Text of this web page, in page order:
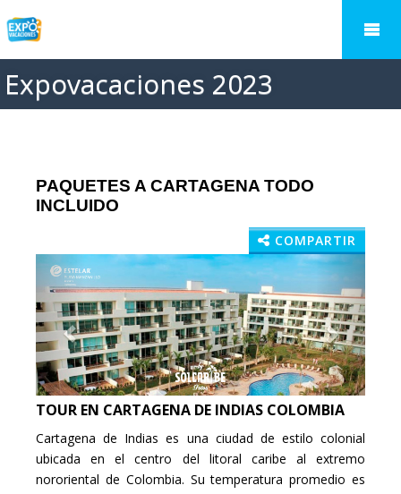
Expovacaciones 2023
PAQUETES A CARTAGENA TODO
INCLUIDO
COMPARTIR
Previous Next
TOUR EN CARTAGENA DE INDIAS COLOMBIA
Cartagena de Indias es una ciudad de estilo colonial
ubicada en el centro del litoral caribe al extremo
nororiental de Colombia. Su temperatura promedio es